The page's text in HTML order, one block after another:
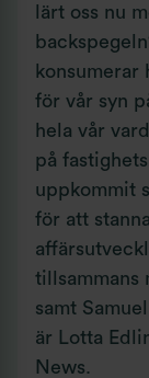
lärt oss nu
konsumerar
för vår syn
hela vår
på
uppkommit
för att
tillsammans
samt
är Lotta
News.